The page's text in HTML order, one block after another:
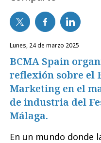
lunes, 24 de marzo 2025
BCMA Spain
reflexión sobre el
Marketing en el
de industria del
Málaga.
En un mundo donde